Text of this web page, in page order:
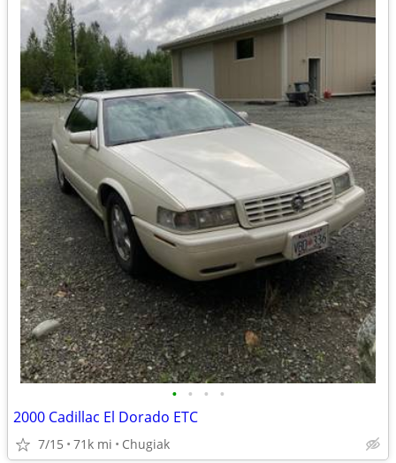
• • • •
2000 Cadillac El Dorado ETC
7/15 71k mi Chugiak